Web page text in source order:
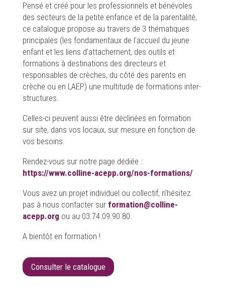
Pensé et créé pour les professionnels et bénévoles
des secteurs de la petite enfance et de la parentalité,
ce catalogue propose au travers de 3 thématiques
principales (les fondamentaux de l’accueil du jeune
enfant et les liens d’attachement, des outils et
formations à destinations des directeurs et
responsables de crèches, du côté des parents en
crèche ou en LAEP) une multitude de formations inter-
structures.
Celles-ci peuvent aussi être déclinées en formation
sur site, dans vos locaux, sur mesure en fonction de
vos besoins.
Rendez-vous sur notre page dédiée :
https://www.colline-acepp.org/nos-formations/
Vous avez un projet individuel ou collectif, n’hésitez
pas à nous contacter sur formation@colline-
acepp.org ou au 03.74.09.90.80.
A bientôt en formation !
Consulter le catalogue